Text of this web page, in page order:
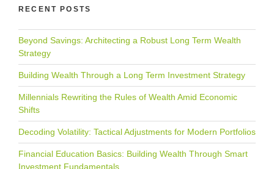
RECENT POSTS
Beyond Savings: Architecting a Robust Long Term Wealth
Strategy
Building Wealth Through a Long Term Investment Strategy
Millennials Rewriting the Rules of Wealth Amid Economic
Shifts
Decoding Volatility: Tactical Adjustments for Modern Portfolios
Financial Education Basics: Building Wealth Through Smart
Investment Fundamentals